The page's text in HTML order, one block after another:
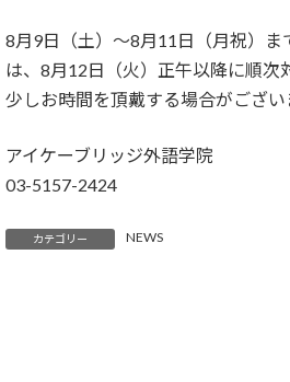
時
:
8月9日（土）～8月11日（月祝）
は、8月12日（火）正午以降に順次
少しお時間を頂戴する場合がござい
アイケーブリッジ外語学院
03-5157-2424
カテゴリー NEWS